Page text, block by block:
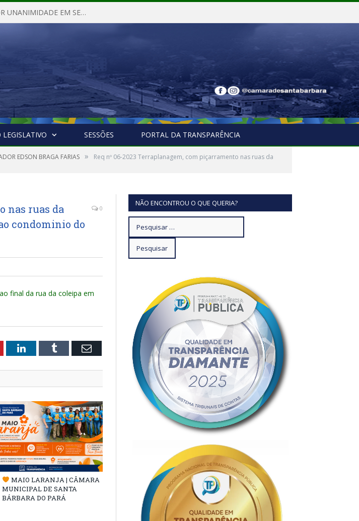
PROJETO DE LEI 002/2026 APROVADO POR UNANIMIDADE EM SESSÃO ORDINÁRIA NESTA QUINTA – FEIRA 28 DE MAIO DE 2026
SESSÕES PORTAL DA TRANSPARÊNCIA
EDSON BRAGA FARIAS » Req nº 06-2023 Terraplanagem, com piçarramento nas ruas da
nas ruas da
condominio do
0
final da rua da coleipa em
LinkedInTumblr Email
MAIO LARANJA | CÂMARA
MUNICIPAL DE SANTA
BÁRBARA DO PARÁ
NÃO ENCONTROU O QUE QUERIA?